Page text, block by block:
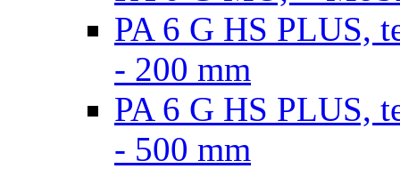
PA 6 G HS PLUS,
- 200 mm
PA 6 G HS PLUS,
- 500 mm